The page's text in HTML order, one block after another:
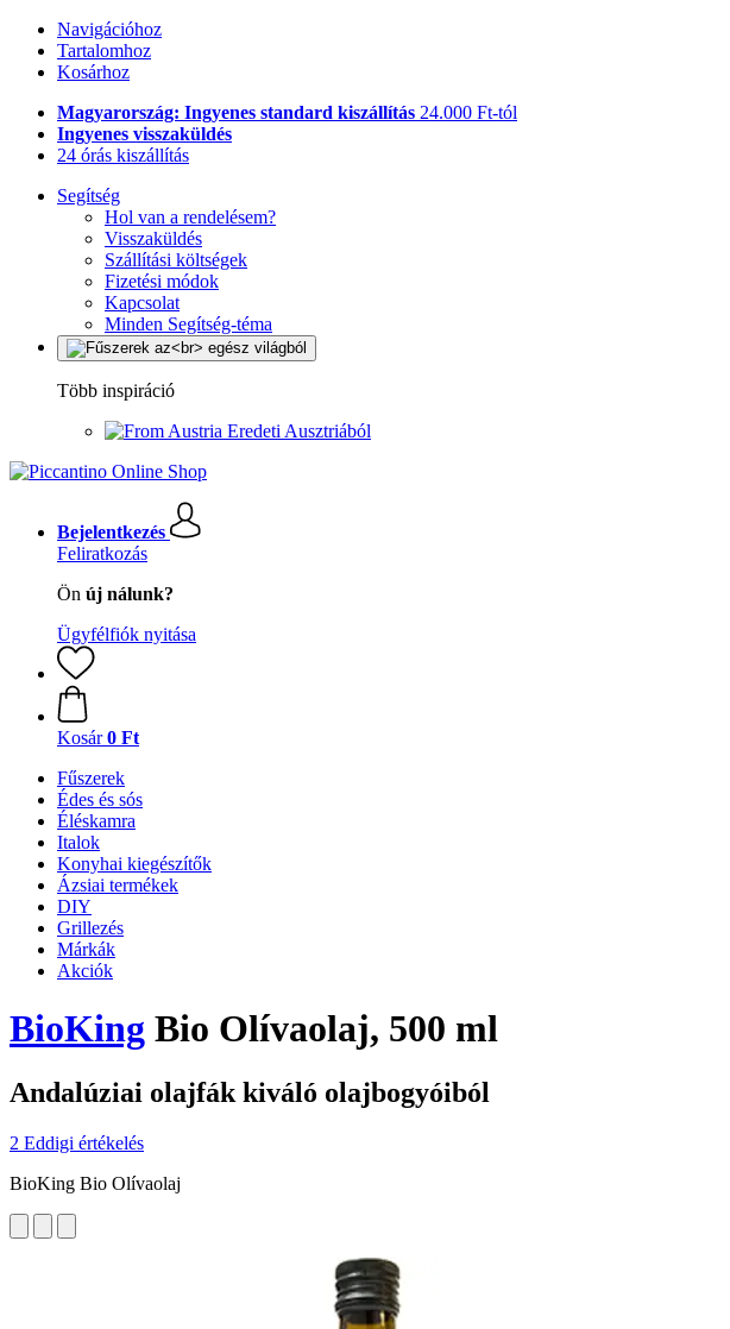
Navigációhoz
Tartalomhoz
Kosárhoz
Magyarország: Ingyenes standard kiszállítás 24.000 Ft-tól
Ingyenes visszaküldés
24 órás kiszállítás
Segítség
Hol van a rendelésem?
Visszaküldés
Szállítási költségek
Fizetési módok
Kapcsolat
Minden Segítség-téma
Több inspiráció
Eredeti Ausztriából
Bejelentkezés
Feliratkozás
Ön új nálunk?
Ügyfélfiók nyitása
Kosár 0 Ft
Fűszerek
Édes és sós
Éléskamra
Italok
Konyhai kiegészítők
Ázsiai termékek
DIY
Grillezés
Márkák
Akciók
BioKing Bio Olívaolaj, 500 ml
Andalúziai olajfák kiváló olajbogyóiból
2 Eddigi értékelés
BioKing Bio Olívaolaj